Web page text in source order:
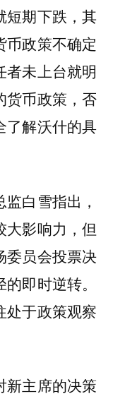
短期下跌，其
币政策不确定
者未上台就明
货币政策，否
了解沃什的具
白雪指出，
大影响力，但
委员会投票决
即时逆转。
处于政策观察
新主席的决策